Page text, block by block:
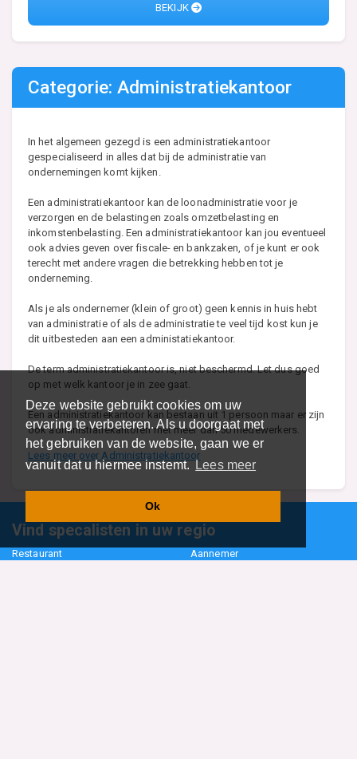
Deze website gebruikt cookies om uw
ervaring te verbeteren. Als u doorgaat met
het gebruiken van de website, gaan we er
vanuit dat u hiermee instemt.Lees meer
Ok
BEKIJK
Categorie: Administratiekantoor
In het algemeen gezegd is een administratiekantoor
gespecialiseerd in alles dat bij de administratie van
ondernemingen komt kijken.
Een administratiekantoor kan de loonadministratie voor je
verzorgen en de belastingen zoals omzetbelasting en
inkomstenbelasting. Een administratiekantoor kan jou eventueel
ook advies geven over fiscale- en bankzaken, of je kunt er ook
terecht met andere vragen die betrekking hebben tot je
onderneming.
Als je als ondernemer (klein of groot) geen kennis in huis hebt
van administratie of als de administratie te veel tijd kost kun je
dit uitbesteden aan een administatiekantoor.
De term administratiekantoor is, niet beschermd. Let dus goed
op met welk kantoor je in zee gaat.
Een administratiekantoor kan bestaan uit 1 persoon maar er zijn
ook administratiekantoren met meer dan 50 medewerkers.
Lees meer over Administratiekantoor
Vind specalisten in uw regio
Restaurant Aannemer